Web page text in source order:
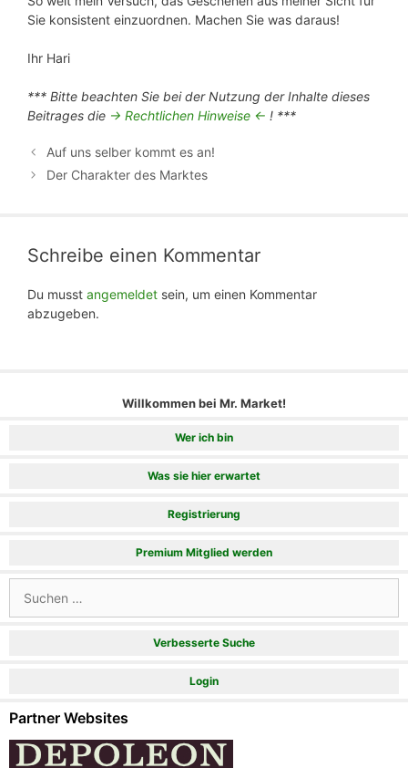
Sie konsistent einzuordnen. Machen Sie was daraus!
Ihr Hari
*** Bitte beachten Sie bei der Nutzung der Inhalte dieses
Beitrages die -> Rechtlichen Hinweise <- ! ***
Auf uns selber kommt es an!
Der Charakter des Marktes
Schreibe einen Kommentar
Du musst angemeldet sein, um einen Kommentar
abzugeben.
Willkommen bei Mr. Market!
Wer ich bin
Was sie hier erwartet
Registrierung
Premium Mitglied werden
nach:
Verbesserte Suche
Login
Partner Websites